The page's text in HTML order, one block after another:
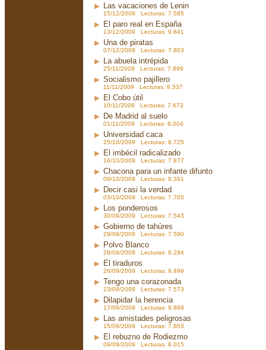
Las vacaciones de Lenin
15/12/2009 Lecturas: 7.585
El paro real en España
13/12/2009 Lecturas: 9.841
Una de piratas
07/12/2009 Lecturas: 7.803
La abuela intrépida
25/11/2009 Lecturas: 7.899
Socialismo pajillero
11/11/2009 Lecturas: 9.537
El Cobo útil
10/11/2009 Lecturas: 7.673
De Madrid al suelo
01/11/2009 Lecturas: 8.004
Universidad caca
25/10/2009 Lecturas: 8.725
El imbécil radicalizado
16/10/2009 Lecturas: 7.877
Chacona para un infante difunto
09/10/2009 Lecturas: 8.391
Decir casi la verdad
03/10/2009 Lecturas: 7.705
Los ponderosos
30/09/2009 Lecturas: 7.543
Gobierno de tahúres
29/09/2009 Lecturas: 7.590
Polvo Blanco
28/09/2009 Lecturas: 8.294
El tiraduros
26/09/2009 Lecturas: 9.499
Tengo una corazonada
23/09/2009 Lecturas: 7.573
Dilapidar la herencia
17/09/2009 Lecturas: 8.889
Las amistades peligrosas
15/09/2009 Lecturas: 7.803
El rebuzno de Rodiezmo
09/09/2009 Lecturas: 8.015